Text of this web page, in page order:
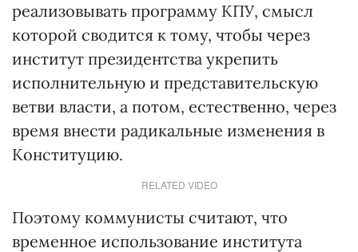
реализовывать программу КПУ, смысл
которой сводится к тому, чтобы через
институт президентства укрепить
исполнительную и представительскую
ветви власти, а потом, естественно, через
время внести радикальные изменения в
Конституцию.
RELATED VIDEO
Поэтому коммунисты считают, что
временное использование института